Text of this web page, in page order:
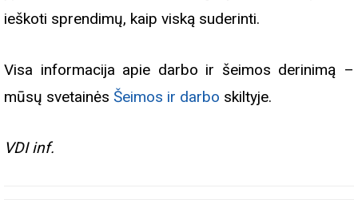
ieškoti sprendimų, kaip viską suderinti.
Visa informacija apie darbo ir šeimos derinimą –
mūsų svetainės Šeimos ir darbo skiltyje.
VDI inf.